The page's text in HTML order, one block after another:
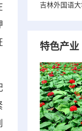
吉林外国语
特色产业